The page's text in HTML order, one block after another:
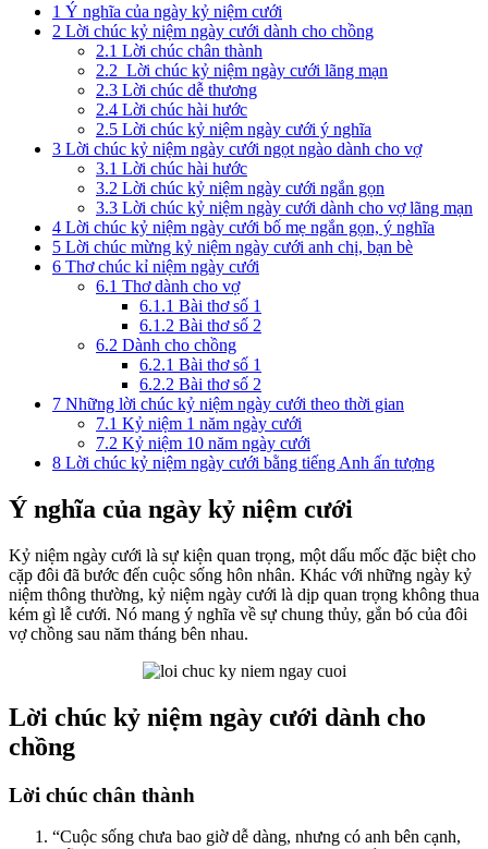
1 Ý nghĩa của ngày kỷ niệm cưới
2 Lời chúc kỷ niệm ngày cưới dành cho chồng
2.1 Lời chúc chân thành
2.2 Lời chúc kỷ niệm ngày cưới lãng mạn
2.3 Lời chúc dễ thương
2.4 Lời chúc hài hước
2.5 Lời chúc kỷ niệm ngày cưới ý nghĩa
3 Lời chúc kỷ niệm ngày cưới ngọt ngào dành cho vợ
3.1 Lời chúc hài hước
3.2 Lời chúc kỷ niệm ngày cưới ngắn gọn
3.3 Lời chúc kỷ niệm ngày cưới dành cho vợ lãng mạn
4 Lời chúc kỷ niệm ngày cưới bố mẹ ngắn gọn, ý nghĩa
5 Lời chúc mừng kỷ niệm ngày cưới anh chị, bạn bè
6 Thơ chúc kỉ niệm ngày cưới
6.1 Thơ dành cho vợ
6.1.1 Bài thơ số 1
6.1.2 Bài thơ số 2
6.2 Dành cho chồng
6.2.1 Bài thơ số 1
6.2.2 Bài thơ số 2
7 Những lời chúc kỷ niệm ngày cưới theo thời gian
7.1 Kỷ niệm 1 năm ngày cưới
7.2 Kỷ niệm 10 năm ngày cưới
8 Lời chúc kỷ niệm ngày cưới bằng tiếng Anh ấn tượng
Ý nghĩa của ngày kỷ niệm cưới
Kỷ niệm ngày cưới là sự kiện quan trọng, một dấu mốc đặc biệt cho
cặp đôi đã bước đến cuộc sống hôn nhân. Khác với những ngày kỷ
niệm thông thường, kỷ niệm ngày cưới là dịp quan trọng không thua
kém gì lễ cưới. Nó mang ý nghĩa về sự chung thủy, gắn bó của đôi
vợ chồng sau năm tháng bên nhau.
Lời chúc kỷ niệm ngày cưới dành cho
chồng
Lời chúc chân thành
“Cuộc sống chưa bao giờ dễ dàng, nhưng có anh bên cạnh,